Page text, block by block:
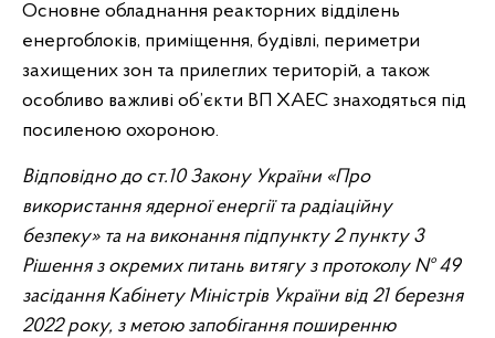
Основне обладнання реакторних відділень
енергоблоків, приміщення, будівлі, периметри
захищених зон та прилеглих територій, а також
особливо важливі об’єкти ВП ХАЕС знаходяться під
посиленою охороною.
Відповідно до ст.10 Закону України «Про
використання ядерної енергії та радіаційну
безпеку» та на виконання підпункту 2 пункту 3
Рішення з окремих питань витягу з протоколу № 49
засідання Кабінету Міністрів України від 21 березня
2022 року, з метою запобігання поширенню